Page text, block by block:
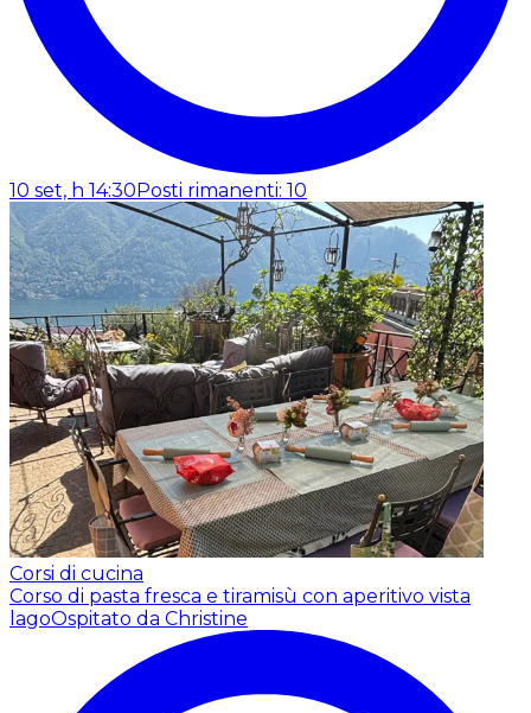
10 set, h 14:30Posti rimanenti: 10
Corsi di cucina
Corso di pasta fresca e tiramisù con aperitivo vista
lagoOspitato da Christine